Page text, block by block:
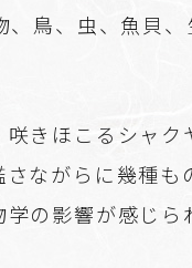
鳥、虫、魚貝、
きほこるシャク
ながらに幾種も
の影響が感じら